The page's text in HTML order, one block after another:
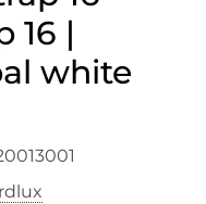
16 |
white